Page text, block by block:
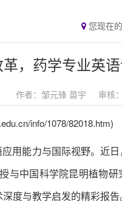
您现在的
，药学专业英
作者：邹元锋 苗宇 审核
info/1078/82018.htm)
用能力与国际视野。近
与中国科学院昆明植物
度与教学启发的精彩报告